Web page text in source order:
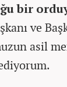
bir
ve
asil